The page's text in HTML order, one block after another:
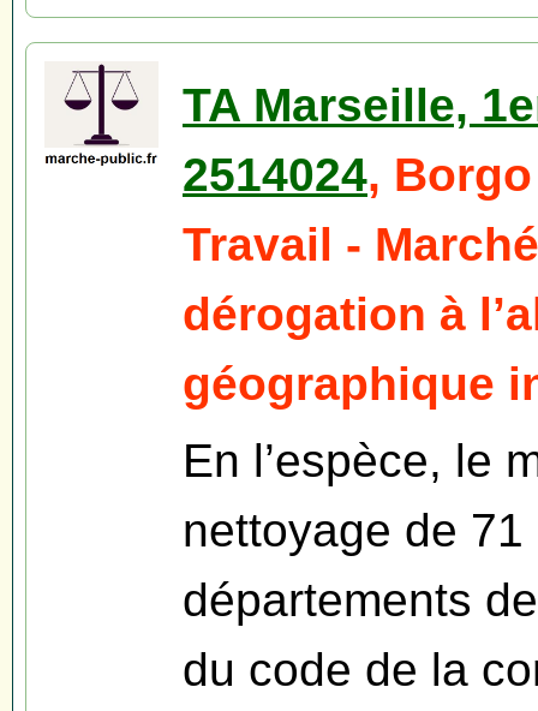
TA Marseille,
2514024,
Travail -
dérogation à
géographique
En l’espèce, le
nettoyage de
départements
du code de la